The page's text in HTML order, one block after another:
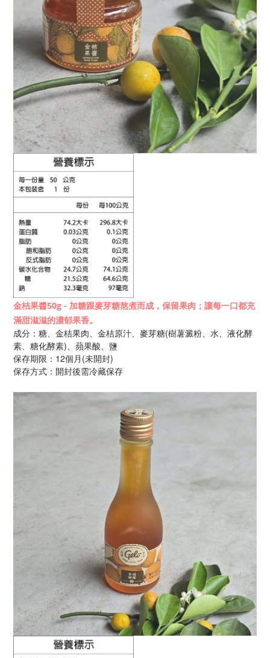
金桔果醬50g - 加糖跟麥芽糖熬煮而成，保留果肉；讓每一口都充
滿甜滋滋的濃郁果香。
成分：糖、金桔果肉、金桔原汁、麥芽糖(樹薯澱粉、水、液化酵
素、糖化酵素)、蘋果酸、鹽
保存期限：12個月 (未開封)
保存方式：開封後需冷藏保存